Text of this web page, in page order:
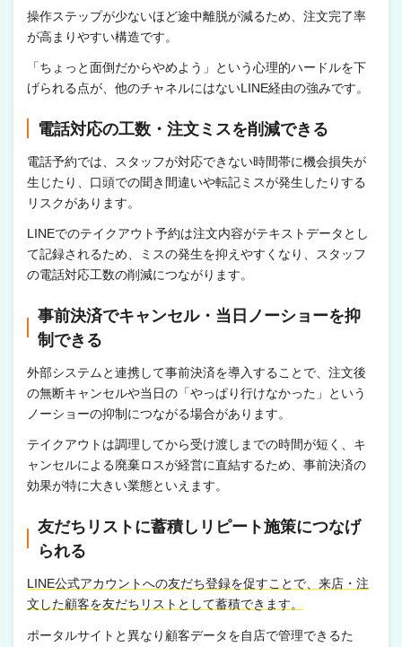
操作ステップが少ないほど途中離脱が減るため、注文完了率
が高まりやすい構造です。
「ちょっと面倒だからやめよう」という心理的ハードルを下
げられる点が、他のチャネルにはないLINE経由の強みです。
電話対応の工数・注文ミスを削減できる
電話予約では、スタッフが対応できない時間帯に機会損失が
生じたり、口頭での聞き間違いや転記ミスが発生したりする
リスクがあります。
LINEでのテイクアウト予約は注文内容がテキストデータとし
て記録されるため、ミスの発生を抑えやすくなり、スタッフ
の電話対応工数の削減につながります。
事前決済でキャンセル・当日ノーショーを抑
制できる
外部システムと連携して事前決済を導入することで、注文後
の無断キャンセルや当日の「やっぱり行けなかった」という
ノーショーの抑制につながる場合があります。
テイクアウトは調理してから受け渡しまでの時間が短く、キ
ャンセルによる廃棄ロスが経営に直結するため、事前決済の
効果が特に大きい業態といえます。
友だちリストに蓄積しリピート施策につなげ
られる
LINE公式アカウントへの友だち登録を促すことで、来店・注
文した顧客を友だちリストとして蓄積できます。
ポータルサイトと異なり顧客データを自店で管理できるた